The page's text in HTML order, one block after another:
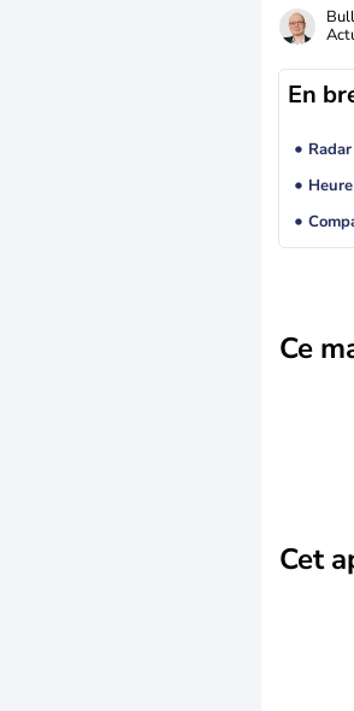
En
Ce
Cet